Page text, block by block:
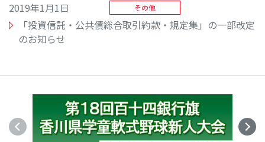
2019年1月1日
その他
「投資信託・公共債総合取引約款・規定集」の一部改定
のお知らせ